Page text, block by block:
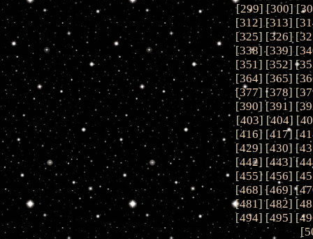
[299] [300] [
[312] [313] [
[325] [326] [
[338] [339] [
[351] [352] [
[364] [365] [
[377] [378] [
[390] [391] [
[403] [404] [
[416] [417] [
[429] [430] [
[442] [443] [
[455] [456] [
[468] [469] [
[481] [482] [
[494] [495] [
[